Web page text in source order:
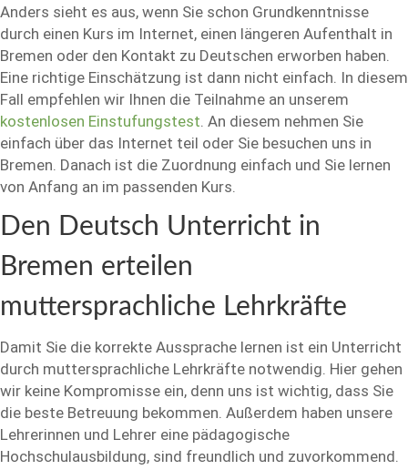
Anders sieht es aus, wenn Sie schon Grundkenntnisse
durch einen Kurs im Internet, einen längeren Aufenthalt in
Bremen oder den Kontakt zu Deutschen erworben haben.
Eine richtige Einschätzung ist dann nicht einfach. In diesem
Fall empfehlen wir Ihnen die Teilnahme an unserem
kostenlosen Einstufungstest . An diesem nehmen Sie
einfach über das Internet teil oder Sie besuchen uns in
Bremen. Danach ist die Zuordnung einfach und Sie lernen
von Anfang an im passenden Kurs.
Den Deutsch Unterricht in
Bremen erteilen
muttersprachliche Lehrkräfte
Damit Sie die korrekte Aussprache lernen ist ein Unterricht
durch muttersprachliche Lehrkräfte notwendig. Hier gehen
wir keine Kompromisse ein, denn uns ist wichtig, dass Sie
die beste Betreuung bekommen. Außerdem haben unsere
Lehrerinnen und Lehrer eine pädagogische
Hochschulausbildung, sind freundlich und zuvorkommend.